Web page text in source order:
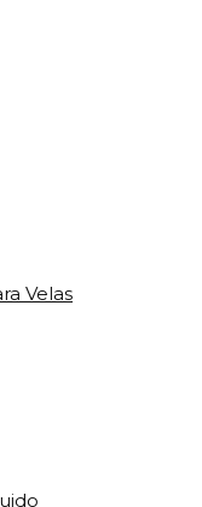
Velas